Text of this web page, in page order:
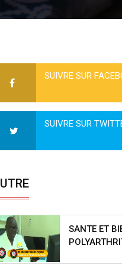
SUIVRE SUR
SUIVRE SUR
SANTE ET